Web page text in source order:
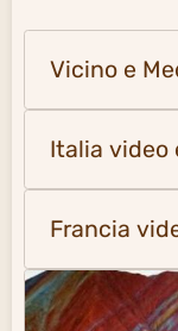
Vicino e
Italia video
Francia